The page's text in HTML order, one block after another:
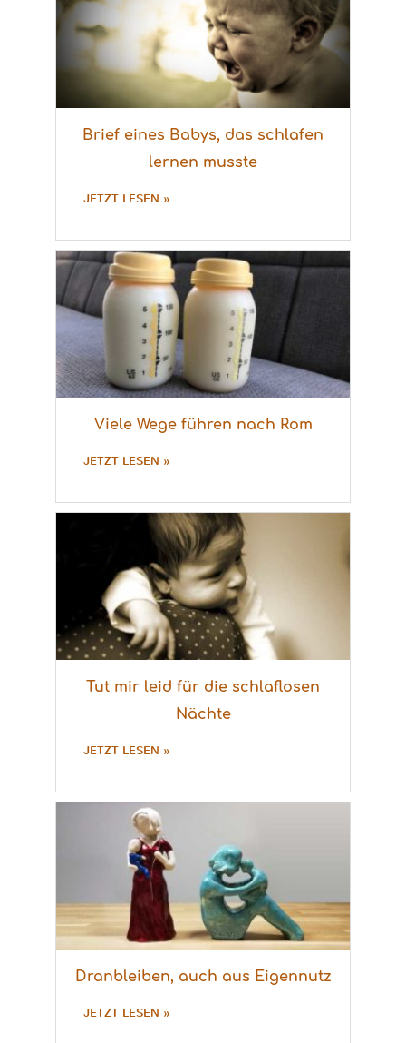
Brief eines Babys, das schlafen
lernen musste
JETZT LESEN »
Viele Wege führen nach Rom
JETZT LESEN »
Tut mir leid für die schlaflosen
Nächte
JETZT LESEN »
Dranbleiben, auch aus Eigennutz
JETZT LESEN »